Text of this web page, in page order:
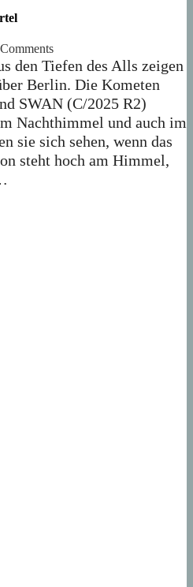
den Tiefen des Alls zeigen
Berlin. Die Kometen
SWAN (C/2025 R2)
Nachthimmel und auch im
sie sich sehen, wenn das
steht hoch am Himmel,